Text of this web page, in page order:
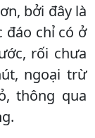
bởi đây là
đáo chỉ có ở
rối chưa
ngoại trừ
thông qua